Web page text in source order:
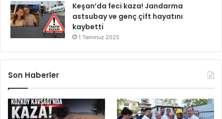
Keşan’da feci kaza! Jandarma
astsubay ve genç çift hayatını
kaybetti
1 Temmuz 2025
Son Haberler